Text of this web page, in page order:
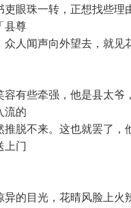
眼珠一转，正想找些理
县尊
众人闻声向外望去，就见
些牵强，他是县太爷
流的
推脱不来。这也就罢了，
上门
的目光，花晴风脸上火